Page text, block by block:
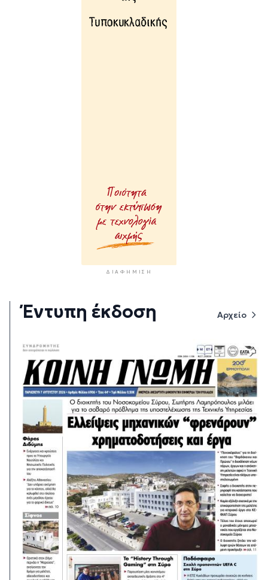
ΔΙΑΦΉΜΙΣΗ
Έντυπη έκδοση Αρχείο